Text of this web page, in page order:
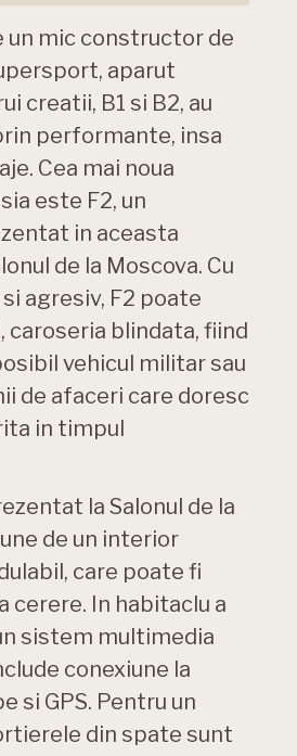
un mic constructor de
aparut
creatii, B1 si B2, au
performante, insa
Cea mai noua
este F2, un
in aceasta
de la Moscova. Cu
agresiv, F2 poate
caroseria blindata, fiind
vehicul militar sau
de afaceri care doresc
in timpul
la Salonul de la
de un interior
care poate fi
cerere. In habitaclu a
sistem multimedia
conexiune la
si GPS. Pentru un
din spate sunt